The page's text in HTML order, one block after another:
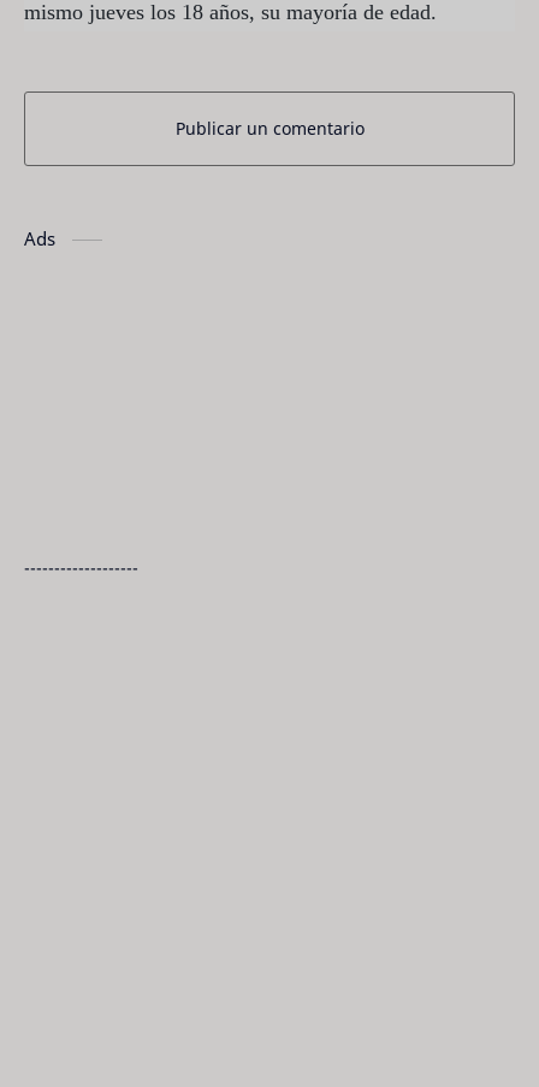
mismo jueves los 18 años, su mayoría de edad.
Publicar un comentario
Ads
-------------------